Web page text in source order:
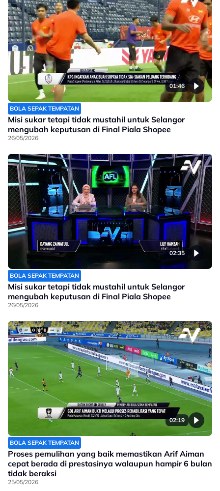
01:46
BOLA SEPAK TEMPATAN
Misi sukar tetapi tidak mustahil untuk Selangor
mengubah keputusan di Final Piala Shopee
26/05/2026
02:35
BOLA SEPAK TEMPATAN
Misi sukar tetapi tidak mustahil untuk Selangor
mengubah keputusan di Final Piala Shopee
26/05/2026
02:19
BOLA SEPAK TEMPATAN
Proses pemulihan yang baik memastikan Arif Aiman
cepat berada di prestasinya walaupun hampir 6 bulan
tidak beraksi
25/05/2026